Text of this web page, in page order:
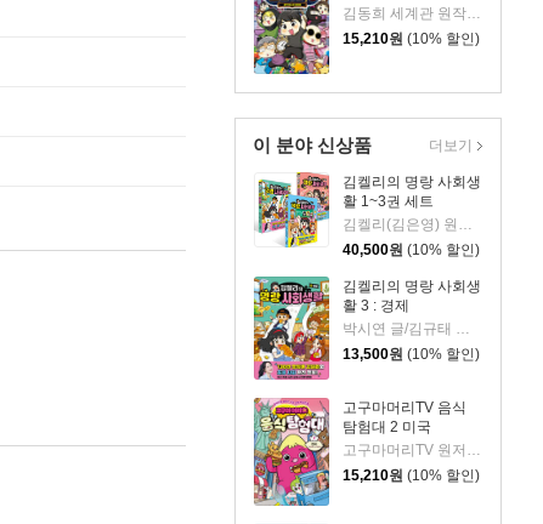
15,210원 (10% 할인)
이 분야 신상품
김켈리의 명랑 사회생
활 1~3권 세트
40,500원 (10% 할인)
김켈리의 명랑 사회생
활 3 : 경제
13,500원 (10% 할인)
고구마머리TV 음식
탐험대 2 미국
15,210원 (10% 할인)
더보기